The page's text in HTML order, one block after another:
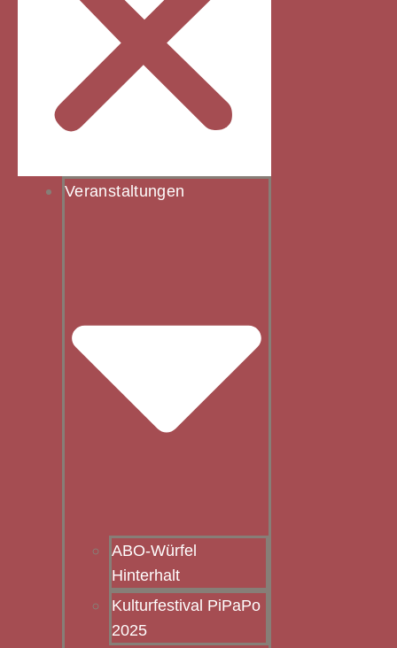
Veranstaltungen
ABO-Würfel
Hinterhalt
Kulturfestival PiPaPo
2025